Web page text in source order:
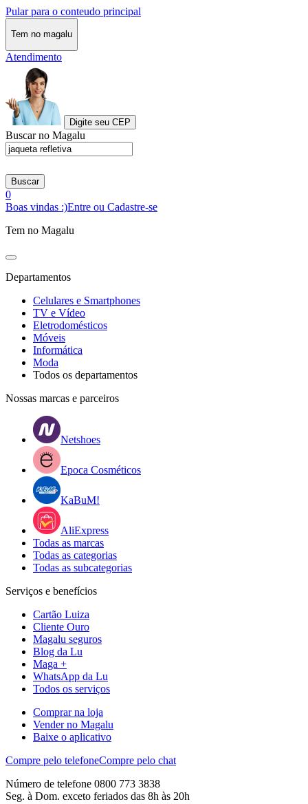
Pular para o conteudo principal
Tem no magalu
Atendimento
Digite seu CEP
Buscar no Magalu
Buscar
0
Boas vindas :)Entre ou Cadastre-se
Tem no Magalu
Departamentos
Celulares e Smartphones
TV e Vídeo
Eletrodomésticos
Móveis
Informática
Moda
Todos os departamentos
Nossas marcas e parceiros
Netshoes
Epoca Cosméticos
KaBuM!
AliExpress
Todas as marcas
Todas as categorias
Todas as subcategorias
Serviços e benefícios
Cartão Luiza
Cliente Ouro
Magalu seguros
Blog da Lu
Maga +
WhatsApp da Lu
Todos os serviços
Comprar na loja
Vender no Magalu
Baixe o aplicativo
Compre pelo telefoneCompre pelo chat
Número de telefone 0800 773 3838
Seg. à Dom. exceto feriados das 8h às 20h